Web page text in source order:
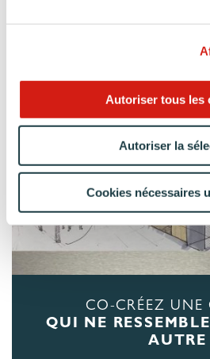
Autoriser tous les
Autoriser la
Cookies nécessaires
CO-CRÉEZ UNE
QUI NE
AUTRE